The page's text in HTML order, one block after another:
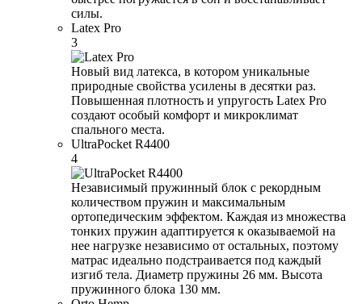
силы.
Latex Pro
3
Новый вид латекса, в котором уникальные
природные свойства усилены в десятки раз.
Повышенная плотность и упругость Latex Pro
создают особый комфорт и микроклимат
спального места.
UltraPocket R4400
4
Независимый пружинный блок с рекордным
количеством пружин и максимальным
ортопедическим эффектом. Каждая из множества
тонких пружин адаптируется к оказываемой на
нее нагрузке независимо от остальных, поэтому
матрас идеально подстраивается под каждый
изгиб тела. Диаметр пружины 26 мм. Высота
пружинного блока 130 мм.